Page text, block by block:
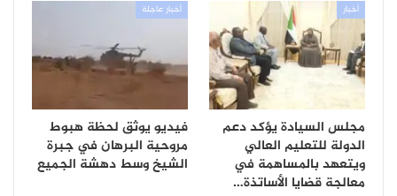
أخبار
مجلس السيادة يؤكد دعم
الدولة للتعليم العالي
ويتعهد بالمساهمة في
معالجة قضايا الأساتذة…
أخبار عاجلة
فيديو يوثق لحظة هبوط
مروحية البرهان في جبرة
الشيخ وسط دهشة الجميع